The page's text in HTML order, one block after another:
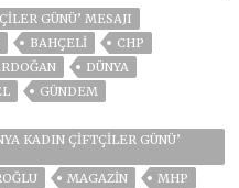
GÜNÜ’ MESAJI
BAHÇELİ
CHP
DÜNYA
GÜNDEM
KADIN ÇIFTÇILER GÜNÜ’
MAGAZİN
MHP